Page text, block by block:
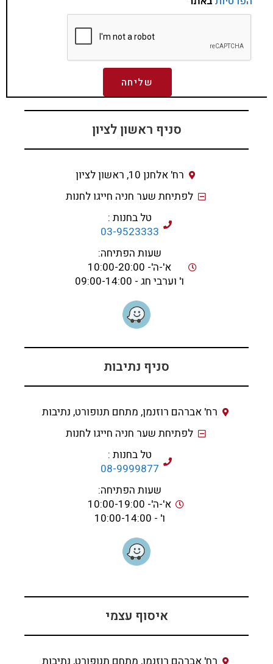
שליחה
סניף ראשון לציון
רח' אלחנן 10, ראשון לציון
לפתיחת שער חניה חייגו לחנות
טל בחנות :
03-9523333
שעות הפתיחה:
א'-ה'- 10:00-20:00
ו' וערבי חג - 09:00-14:00
סניף נתיבות
רח' אברהם רוזנמן, מתחם תנופורט, נתיבות
לפתיחת שער חניה חייגו לחנות
טל בחנות :
08-9999877
שעות הפתיחה:
א'-ה'- 10:00-19:00
ו' - 10:00-14:00
איסוף עצמי